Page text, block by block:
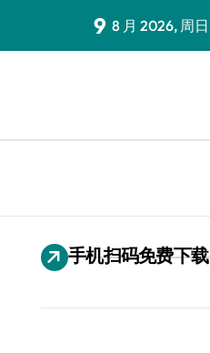
9 8 月 2026, 周日
手机扫码免费下载